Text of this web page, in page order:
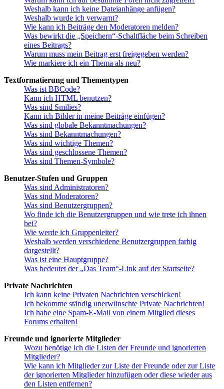
Weshalb kann ich keine Dateianhänge anfügen?
Weshalb wurde ich verwarnt?
Wie kann ich Beiträge den Moderatoren melden?
Was bewirkt die „Speichern“-Schaltfläche beim Schreiben
eines Beitrags?
Warum muss mein Beitrag erst freigegeben werden?
Wie markiere ich ein Thema als neu?
Textformatierung und Thementypen
Was ist BBCode?
Kann ich HTML benutzen?
Was sind Smilies?
Kann ich Bilder in meine Beiträge einfügen?
Was sind globale Bekanntmachungen?
Was sind Bekanntmachungen?
Was sind wichtige Themen?
Was sind geschlossene Themen?
Was sind Themen-Symbole?
Benutzer-Stufen und Gruppen
Was sind Administratoren?
Was sind Moderatoren?
Was sind Benutzergruppen?
Wo finde ich die Benutzergruppen und wie trete ich ihnen
bei?
Wie werde ich Gruppenleiter?
Weshalb werden verschiedene Benutzergruppen farbig
dargestellt?
Was ist eine Hauptgruppe?
Was bedeutet der „Das Team“-Link auf der Startseite?
Private Nachrichten
Ich kann keine Privaten Nachrichten verschicken!
Ich bekomme ständig unerwünschte Private Nachrichten!
Ich habe eine Spam-E-Mail von einem Mitglied dieses
Forums erhalten!
Freunde und ignorierte Mitglieder
Wozu benötige ich die Listen der Freunde und ignorierten
Mitglieder?
Wie kann ich Mitglieder zur Liste der Freunde oder zur Liste
der ignorierten Mitglieder hinzufügen oder diese wieder aus
den Listen entfernen?